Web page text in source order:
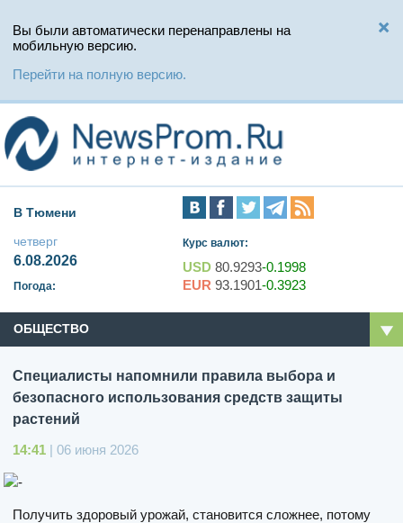
Вы были автоматически перенаправлены на
мобильную версию.
Перейти на полную версию.
В Тюмени
четверг
6.08.2026
Погода:
Курс валют:
USD 80.9293-0.1998
EUR 93.1901-0.3923
ОБЩЕСТВО
Специалисты напомнили правила выбора и
безопасного использования средств защиты
растений
14:41 | 06 июня 2026
Получить здоровый урожай, становится сложнее, потому